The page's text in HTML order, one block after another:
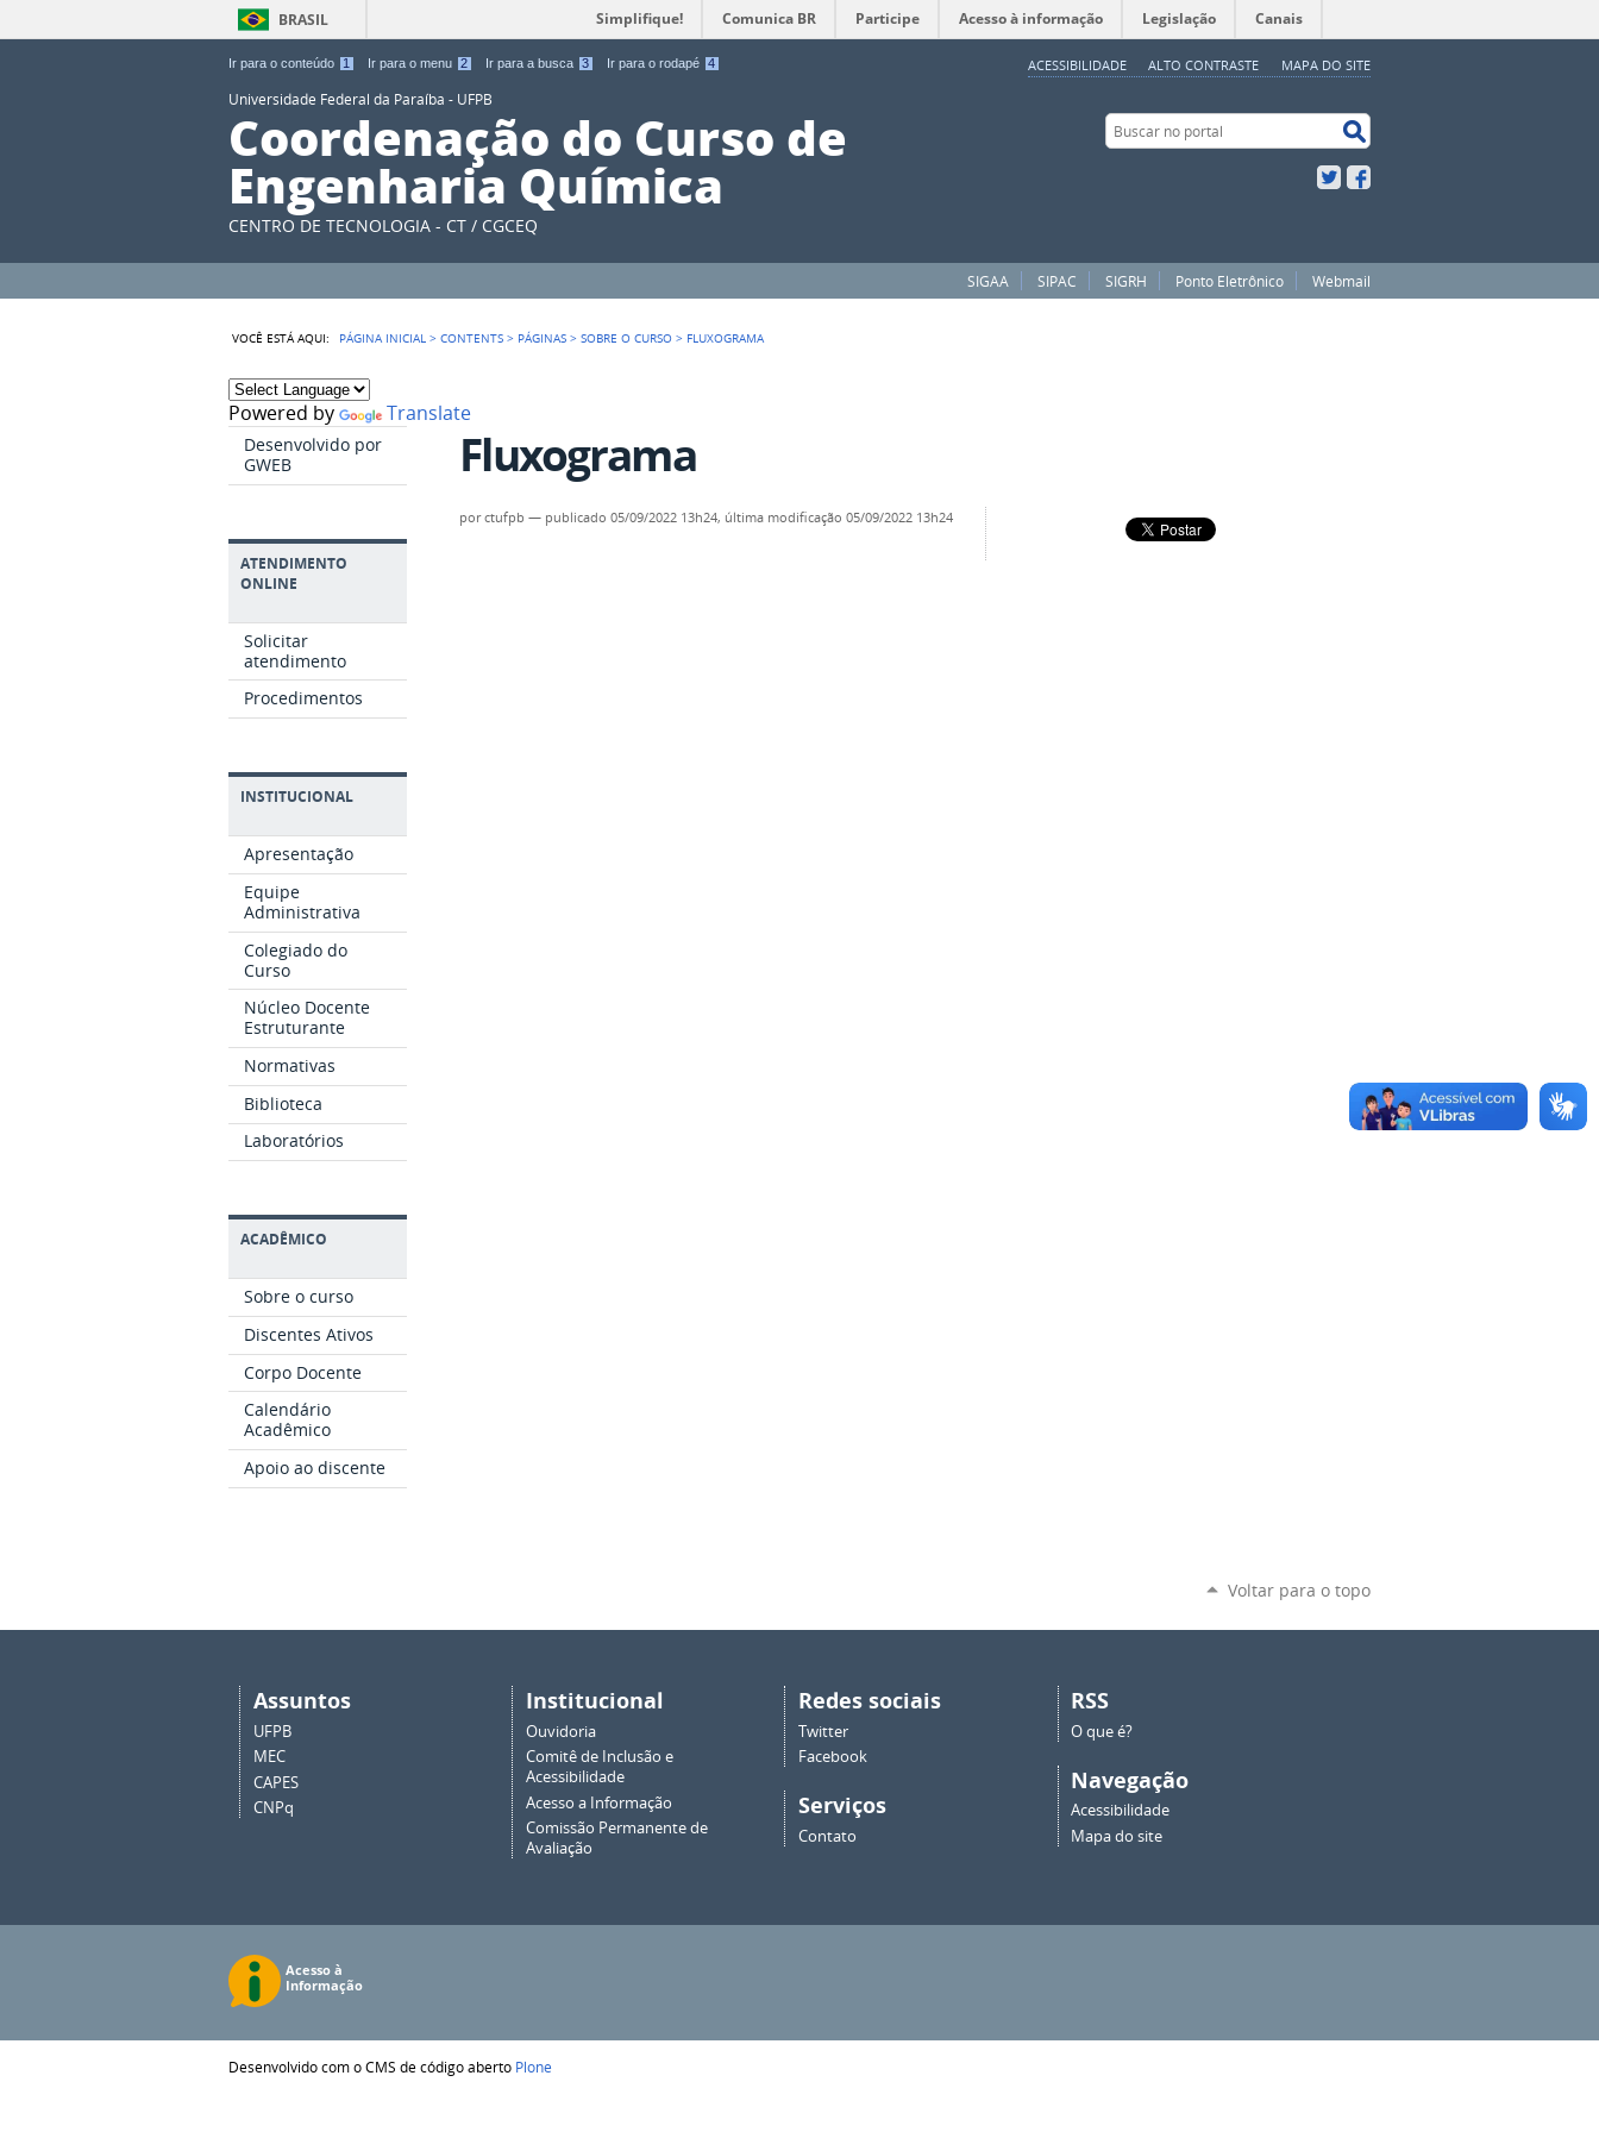
Ir para o conteúdo 1 Ir para o menu 2 Ir para a busca 3 Ir para o rodapé 4 ACESSIBILIDADE ALTO CONTRASTE MAPA DO SITE
BRASIL Simplifique! Comunica BR Participe Acesso à informação Legislação Canais
Universidade Federal da Paraíba - UFPB
Coordenação do Curso de
Engenharia Química
CENTRO DE TECNOLOGIA - CT / CGCEQ
Buscar no portal
Twitter
SIGAA SIPAC SIGRH Ponto Eletrônico Webmail
VOCÊ ESTÁ AQUI: PÁGINA INICIAL >CONTENTS > PÁGINAS >SOBRE O CURSO > FLUXOGRAMA
Powered by Translate
Desenvolvido por
GWEB
ATENDIMENTO
ONLINE
Solicitar
atendimento
Procedimentos
INSTITUCIONAL
Apresentação
Equipe
Administrativa
Colegiado do
Curso
Núcleo Docente
Estruturante
Normativas
Biblioteca
Laboratórios
ACADÊMICO
Sobre o curso
Discentes Ativos
Corpo Docente
Calendário
Acadêmico
Apoio ao discente
Fluxograma
porctufpb — publicado 05/09/2022 13h24, última modificação 05/09/2022 13h24
Voltar para o topo
Assuntos
UFPB
MEC
CAPES
CNPq
Institucional
Ouvidoria
Comitê de Inclusão e
Acessibilidade
Acesso a Informação
Comissão Permanente de
Avaliação
Redes sociais
Twitter
Facebook
Serviços
Contato
RSS
O que é?
Navegação
Acessibilidade
Mapa do site
Desenvolvido com o CMS de código aberto Plone